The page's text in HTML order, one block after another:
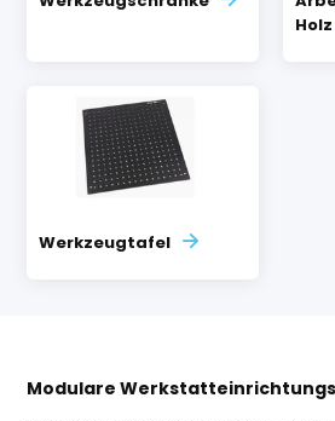
Holz
Werkzeugtafel
Modulare